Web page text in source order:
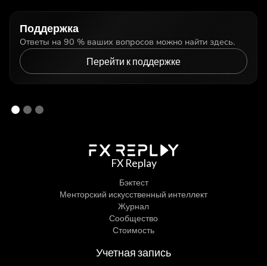
Поддержка
Ответы на 90 % ваших вопросов можно найти здесь.
Перейти к поддержке
FX Replay
Бэктест
Менторский искусственный интеллект
Журнал
Сообщество
Стоимость
Учетная запись